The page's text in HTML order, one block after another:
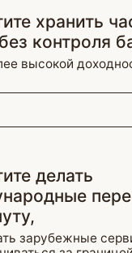
напряжение
неверный шаг